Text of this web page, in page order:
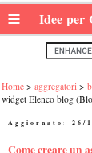
≡ Idee per
Home aggregatori
widget Elenco blog
Aggiornato: 26/
Come creare un